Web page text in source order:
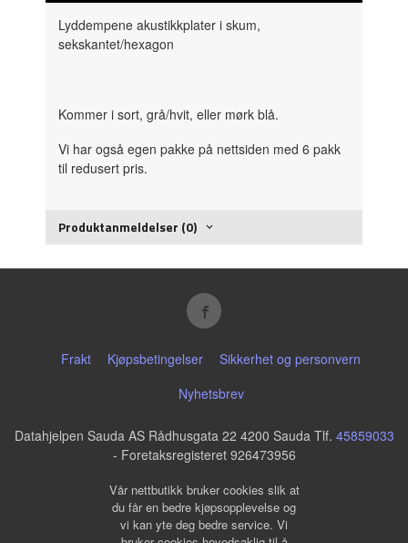
Lyddempene akustikkplater i skum,
sekskantet/hexagon
Kommer i sort, grå/hvit, eller mørk blå.
Vi har også egen pakke på nettsiden med 6 pakk
til redusert pris.
Produktanmeldelser (0)
Frakt Kjøpsbetingelser
Sikkerhet og personvern
Nyhetsbrev
Datahjelpen Sauda AS Rådhusgata 22 4200 Sauda Tlf. 45859033
- Foretaksregisteret 926473956
Vår nettbutikk bruker cookies slik at
du får en bedre kjøpsopplevelse og
vi kan yte deg bedre service. Vi